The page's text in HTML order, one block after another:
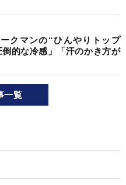
クマンの“ひんやりトップ
的な冷感」「汗のかき方が
一覧